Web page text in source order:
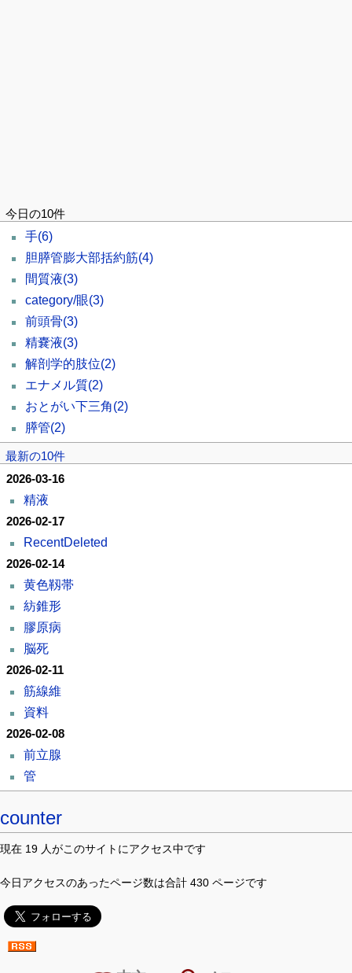
今日の10件
手(6)
胆膵管膨大部括約筋(4)
間質液(3)
category/眼(3)
前頭骨(3)
精嚢液(3)
解剖学的肢位(2)
エナメル質(2)
おとがい下三角(2)
膵管(2)
最新の10件
2026-03-16
精液
2026-02-17
RecentDeleted
2026-02-14
黄色靱帯
紡錐形
膠原病
脳死
2026-02-11
筋線維
資料
2026-02-08
前立腺
管
counter
現在 19 人がこのサイトにアクセス中です
今日アクセスのあったページ数は合計 430 ページです